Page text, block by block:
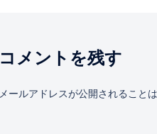
コメントを残す
メールアドレスが公開されること